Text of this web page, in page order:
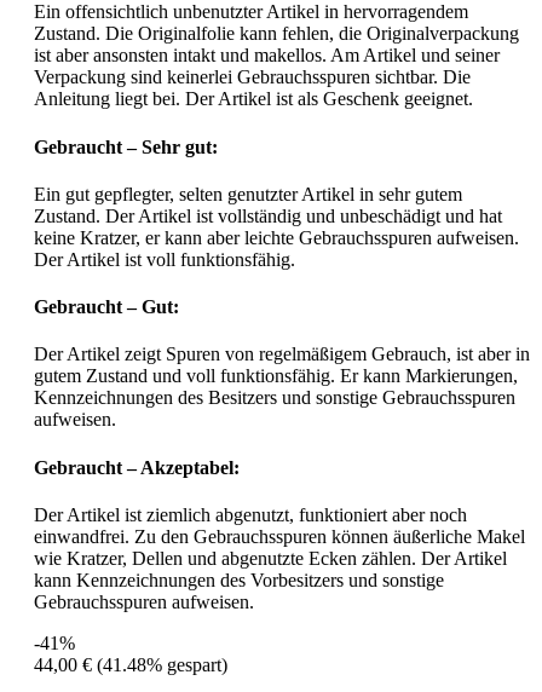
Ein offensichtlich unbenutzter Artikel in hervorragendem
Zustand. Die Originalfolie kann fehlen, die Originalverpackung
ist aber ansonsten intakt und makellos. Am Artikel und seiner
Verpackung sind keinerlei Gebrauchsspuren sichtbar. Die
Anleitung liegt bei. Der Artikel ist als Geschenk geeignet.
Gebraucht – Sehr gut:
Ein gut gepflegter, selten genutzter Artikel in sehr gutem
Zustand. Der Artikel ist vollständig und unbeschädigt und hat
keine Kratzer, er kann aber leichte Gebrauchsspuren aufweisen.
Der Artikel ist voll funktionsfähig.
Gebraucht – Gut:
Der Artikel zeigt Spuren von regelmäßigem Gebrauch, ist aber in
gutem Zustand und voll funktionsfähig. Er kann Markierungen,
Kennzeichnungen des Besitzers und sonstige Gebrauchsspuren
aufweisen.
Gebraucht – Akzeptabel:
Der Artikel ist ziemlich abgenutzt, funktioniert aber noch
einwandfrei. Zu den Gebrauchsspuren können äußerliche Makel
wie Kratzer, Dellen und abgenutzte Ecken zählen. Der Artikel
kann Kennzeichnungen des Vorbesitzers und sonstige
Gebrauchsspuren aufweisen.
-41%
44,00 € (41.48% gespart)